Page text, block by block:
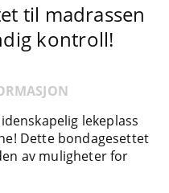
til madrassen
kontroll!
lekeplass
Dette bondagesettet
av muligheter for